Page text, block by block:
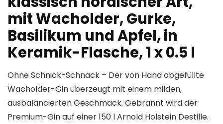
mit Wacholder, Gurke,
Basilikum und Apfel, in
Keramik-Flasche, 1 x 0.5 l
Ohne Schnick-Schnack – Der von Hand abgefüllte
Wacholder-Gin überzeugt mit einem milden,
ausbalancierten Geschmack. Gebrannt wird der
Premium-Gin auf einer 150 l Arnold Holstein Destille.